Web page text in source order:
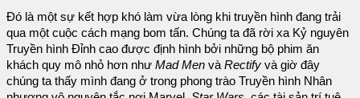
Đó là một sự kết hợp khó làm vừa lòng khi truyền hình đang trải
qua một cuộc cách mạng bom tấn. Chúng ta đã rời xa Kỷ nguyên
Truyền hình Đỉnh cao được định hình bởi những bộ phim ăn
khách quy mô nhỏ hơn như Mad Men và Rectify và giờ đây
chúng ta thấy mình đang ở trong phong trào Truyền hình Nhân